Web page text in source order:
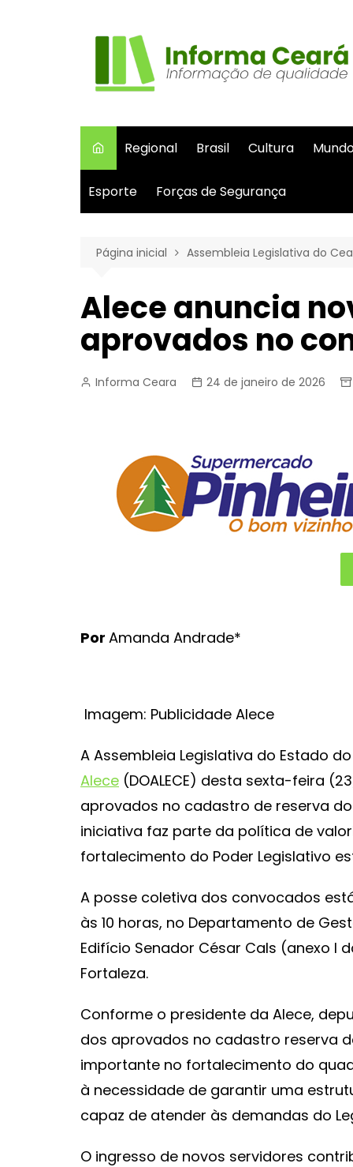
Regional Brasil Cultura
Esporte Forças de Segurança
Página inicial Assembleia Legislativa do
Alece anuncia
aprovados no
Informa Ceara 24 de janeiro de 2026
Por Amanda Andrade*
Imagem: Publicidade Alece
A Assembleia Legislativa do Estado
Alece (DOALECE) desta sexta-feira
aprovados no cadastro de reserva
iniciativa faz parte da política de
fortalecimento do Poder Legislativo
A posse coletiva dos convocados
às 10 horas, no Departamento de
Edifício Senador César Cals (anexo I
Fortaleza.
Conforme o presidente da Alece,
dos aprovados no cadastro reserva
importante no fortalecimento do
à necessidade de garantir uma
capaz de atender às demandas do
O ingresso de novos servidores